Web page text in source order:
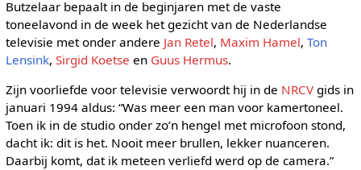
Butzelaar bepaalt in de beginjaren met de vaste
toneelavond in de week het gezicht van de Nederlandse
televisie met onder andere Jan Retel, Maxim Hamel, Ton
Lensink, Sirgid Koetse en Guus Hermus.
Zijn voorliefde voor televisie verwoordt hij in de NRCVgids in
januari 1994 aldus: “Was meer een man voor kamertoneel.
Toen ik in de studio onder zo’n hengel met microfoon stond,
dacht ik: dit is het. Nooit meer brullen, lekker nuanceren.
Daarbij komt, dat ik meteen verliefd werd op de camera.”